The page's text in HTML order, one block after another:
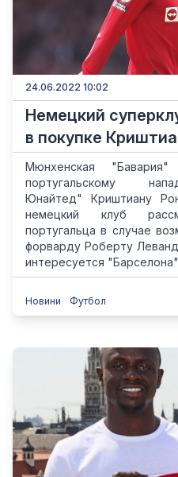
24.06.2022 10:02
Немецкий
в покупке
Мюнхенская
португальскому
Юнайтед" Криштиану
немецкий клуб
португальца в случае
форварду Роберту
интересуется
Новини Футбол